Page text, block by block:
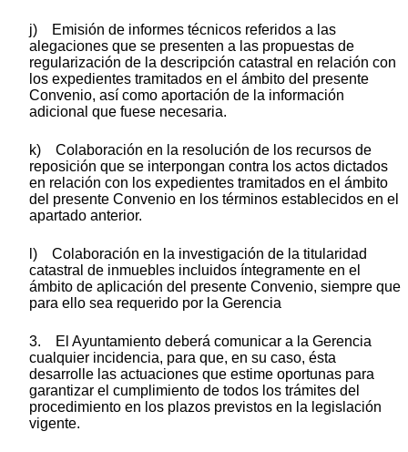
j) Emisión de informes técnicos referidos a las
alegaciones que se presenten a las propuestas de
regularización de la descripción catastral en relación con
los expedientes tramitados en el ámbito del presente
Convenio, así como aportación de la información
adicional que fuese necesaria.
k) Colaboración en la resolución de los recursos de
reposición que se interpongan contra los actos dictados
en relación con los expedientes tramitados en el ámbito
del presente Convenio en los términos establecidos en el
apartado anterior.
l) Colaboración en la investigación de la titularidad
catastral de inmuebles incluidos íntegramente en el
ámbito de aplicación del presente Convenio, siempre que
para ello sea requerido por la Gerencia
3. El Ayuntamiento deberá comunicar a la Gerencia
cualquier incidencia, para que, en su caso, ésta
desarrolle las actuaciones que estime oportunas para
garantizar el cumplimiento de todos los trámites del
procedimiento en los plazos previstos en la legislación
vigente.